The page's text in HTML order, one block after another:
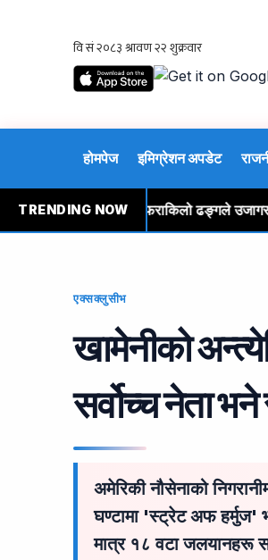
होमपेज इमिग्रेशन अपडेट
TRENDING NOW
वैधानिक तथ्यलाई थप फराकिलो ढङ्गले उजागर गर्न
एक्सक्लुसीभ
खामेनीको
सर्वोच्च नेता
अमेरिकी नौसेनाको
घण्टामा 'स्ट्रेट अफ हर्मुज'
मात्र १८ वटा जलयानहरू